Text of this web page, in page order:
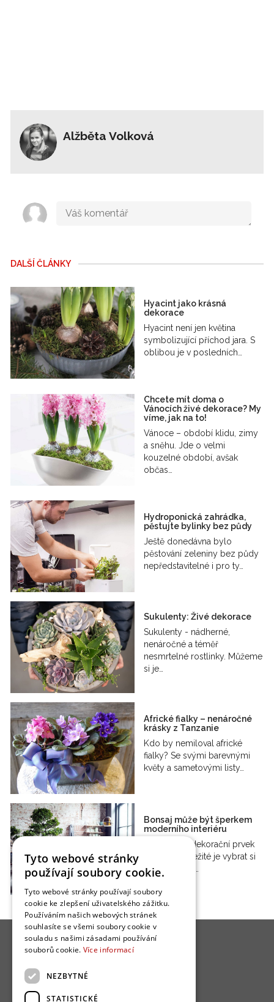
Alžběta Volková
DALŠÍ ČLÁNKY
Hyacint jako krásná
dekorace
Hyacint není jen květina
symbolizující příchod jara. S
oblibou je v posledních…
Chcete mít doma o
Vánocích živé dekorace? My
víme, jak na to!
Vánoce – období klidu, zimy
a sněhu. Jde o velmi
kouzelné období, avšak
občas…
Hydroponická zahrádka,
pěstujte bylinky bez půdy
Ještě donedávna bylo
pěstování zeleniny bez půdy
nepředstavitelné i pro ty…
Sukulenty: Živé dekorace
Sukulenty - nádherné,
nenáročné a téměř
nesmrtelné rostlinky. Můžeme
si je…
Africké fialky – nenáročné
krásky z Tanzanie
Kdo by nemiloval africké
fialky? Se svými barevnými
květy a sametovými listy…
Bonsaj může být šperkem
moderního interiéru
Bonsaj jako dekorační prvek
interiéru, důležité je vybrat si
vhodný druh…
Tyto webové stránky
používají soubory cookie.
Tyto webové stránky používají soubory
cookie ke zlepšení uživatelského zážitku.
Používáním našich webových stránek
souhlasíte se všemi soubory cookie v
souladu s našimi zásadami používání
souborů cookie. Více informací
NEZBYTNÉ
STATISTICKÉ